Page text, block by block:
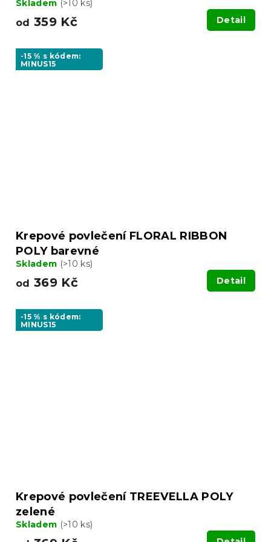
Skladem (>10 ks)
od 359 Kč Detail
-15 % s kódem:
MINUS15
Krepové povlečení FLORAL RIBBON
POLY barevné
Skladem (>10 ks)
od 369 Kč Detail
-15 % s kódem:
MINUS15
Krepové povlečení TREEVELLA POLY
zelené
Skladem (>10 ks)